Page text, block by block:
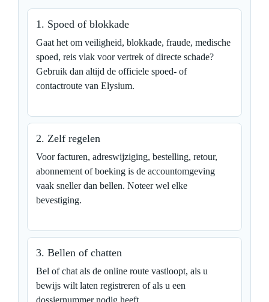
1. Spoed of blokkade
Gaat het om veiligheid, blokkade, fraude, medische
spoed, reis vlak voor vertrek of directe schade?
Gebruik dan altijd de officiele spoed- of
contactroute van Elysium.
2. Zelf regelen
Voor facturen, adreswijziging, bestelling, retour,
abonnement of boeking is de accountomgeving
vaak sneller dan bellen. Noteer wel elke
bevestiging.
3. Bellen of chatten
Bel of chat als de online route vastloopt, als u
bewijs wilt laten registreren of als u een
dossiernummer nodig heeft.